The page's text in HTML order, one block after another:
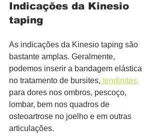
Indicações da Kinesio
taping
As indicações da Kinesio taping são
bastante amplas. Geralmente,
podemos inserir a bandagem elástica
no tratamento de bursites, tendinites,
para dores nos ombros, pescoço,
lombar, bem nos quadros de
osteoartrose no joelho e em outras
articulações.